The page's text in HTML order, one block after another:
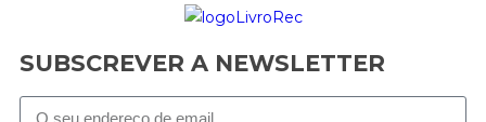
SUBSCREVER A NEWSLETTER